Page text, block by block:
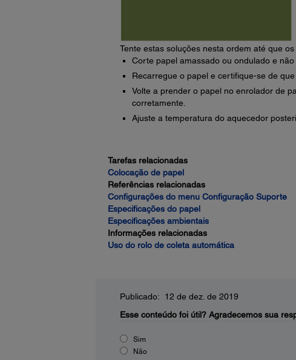
Tente estas soluções nesta ordem até que
Corte papel amassado ou ondulado e
Recarregue o papel e certifique-se de
Volte a prender o papel no enrolador de
corretamente.
Ajuste a temperatura do aquecedor
Tarefas relacionadas
Colocação de papel
Referências relacionadas
Configurações do menu Configuração Suporte
Especificações do papel
Especificações ambientais
Informações relacionadas
Uso do rolo de coleta automática
Publicado: 12 de dez. de 2019
Esse conteúdo foi útil? Agradecemos sua
Sim
Não